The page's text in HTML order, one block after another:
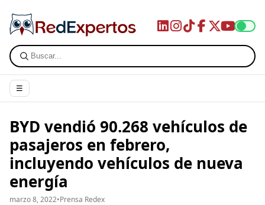
☰
BYD vendió 90.268 vehículos de
pasajeros en febrero,
incluyendo vehículos de nueva
energía
marzo 8, 2022•Prensa Redex